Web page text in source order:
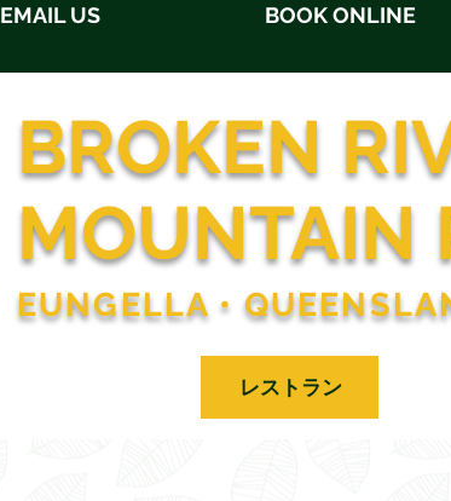
EMAIL US BOOK ONLINE
BROKEN
MOUNTAIN
EUNGELLA •
レストラン